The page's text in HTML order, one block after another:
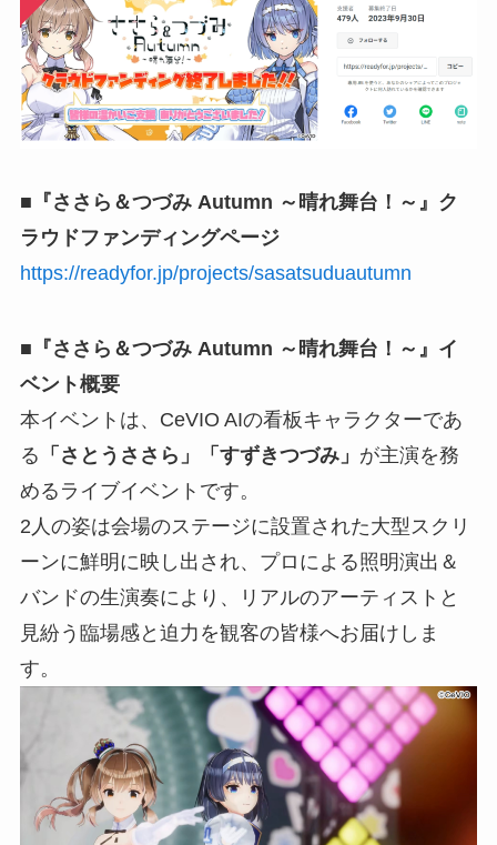
■『ささら＆つづみ Autumn ～晴れ舞台！～』ク
ラウドファンディングページ
https://readyfor.jp/projects/sasatsuduautumn
■『ささら＆つづみ Autumn ～晴れ舞台！～』イ
ベント概要
本イベントは、CeVIO AIの看板キャラクターであ
る 「さとうささら」「すずきつづみ」 が主演を務
めるライブイベントです。
2人の姿は会場のステージに設置された大型スクリ
ーンに鮮明に映し出され、プロによる照明演出＆
バンドの生演奏により、リアルのアーティストと
見紛う臨場感と迫力を観客の皆様へお届けしま
す。